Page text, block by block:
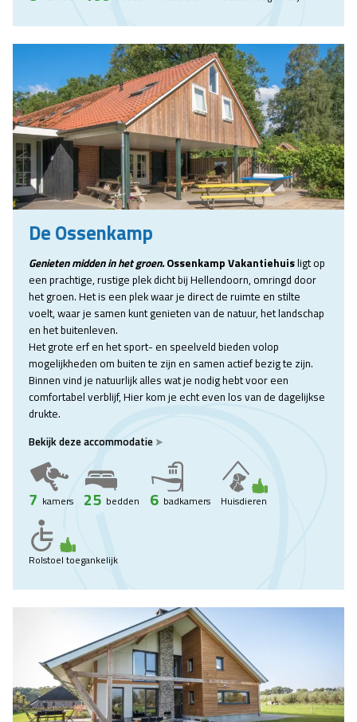
De Ossenkamp
Genieten midden in het groen. Ossenkamp Vakantiehuisligt op
een prachtige, rustige plek dicht bij Hellendoorn, omringd door
het groen. Het is een plek waar je direct de ruimte en stilte
voelt, waar je samen kunt genieten van de natuur, het landschap
en het buitenleven.
Het grote erf en het sport- en speelveld bieden volop
mogelijkheden om buiten te zijn en samen actief bezig te zijn.
Binnen vind je natuurlijk alles wat je nodig hebt voor een
comfortabel verblijf, Hier kom je echt even los van de dagelijkse
drukte.
Bekijk deze accommodatie
7 kamers 25 bedden 6 badkamers Huisdieren
Rolstoel toegankelijk